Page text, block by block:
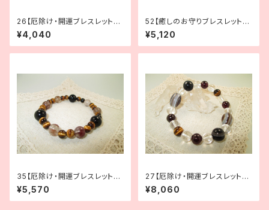
26【厄除け・開運ブレスレット】
タイガーアイ×オニキス
¥4,040
52【癒しのお守りブレスレット】
癒されたいときに｜フローライト
×ローズクォーツ
¥5,120
35【厄除け・開運ブレスレット】
MIXルチル×タイガーアイ×オニ
キス
¥5,570
27【厄除け・開運ブレスレット】
天眼石×タイガーアイ×ガーネッ
ト×水晶
¥8,060